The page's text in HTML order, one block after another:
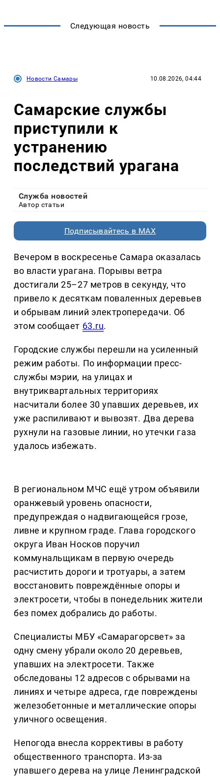
Следующая новость
Новости Самары 10.08.2026, 04:44
Самарские службы
приступили к
устранению
последствий урагана
Служба новостей
Автор статьи
Подписывайтесь в MAX
Вечером в воскресенье Самара оказалась
во власти урагана. Порывы ветра
достигали 25–27 метров в секунду, что
привело к десяткам поваленных деревьев
и обрывам линий электропередачи. Об
этом сообщает 63.ru.
Городские службы перешли на усиленный
режим работы. По информации пресс-
службы мэрии, на улицах и
внутриквартальных территориях
насчитали более 30 упавших деревьев, их
уже распиливают и вывозят. Два дерева
рухнули на газовые линии, но утечки газа
удалось избежать.
В региональном МЧС ещё утром объявили
оранжевый уровень опасности,
предупреждая о надвигающейся грозе,
ливне и крупном граде. Глава городского
округа Иван Носков поручил
коммунальщикам в первую очередь
расчистить дороги и тротуары, а затем
восстановить повреждённые опоры и
электросети, чтобы в понедельник жители
без помех добрались до работы.
Специалисты МБУ «Самарагорсвет» за
одну смену убрали около 20 деревьев,
упавших на электросети. Также
обследованы 12 адресов с обрывами на
линиях и четыре адреса, где повреждены
железобетонные и металлические опоры
уличного освещения.
Непогода внесла коррективы в работу
общественного транспорта. Из-за
упавшего дерева на улице Ленинградской